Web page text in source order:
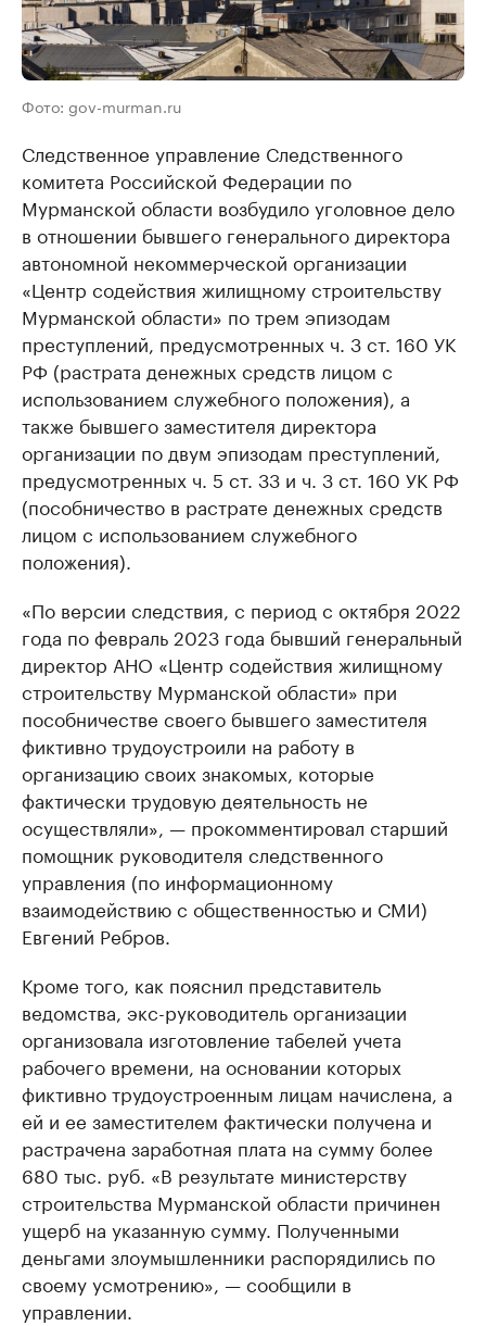
Фото: gov-murman.ru
Следственное управление Следственного
комитета Российской Федерации по
Мурманской области возбудило уголовное дело
в отношении бывшего генерального директора
автономной некоммерческой организации
«Центр содействия жилищному строительству
Мурманской области» по трем эпизодам
преступлений, предусмотренных ч. 3 ст. 160 УК
РФ (растрата денежных средств лицом с
использованием служебного положения), а
также бывшего заместителя директора
организации по двум эпизодам преступлений,
предусмотренных ч. 5 ст. 33 и ч. 3 ст. 160 УК РФ
(пособничество в растрате денежных средств
лицом с использованием служебного
положения).
«По версии следствия, с период с октября 2022
года по февраль 2023 года бывший генеральный
директор АНО «Центр содействия жилищному
строительству Мурманской области» при
пособничестве своего бывшего заместителя
фиктивно трудоустроили на работу в
организацию своих знакомых, которые
фактически трудовую деятельность не
осуществляли», — прокомментировал старший
помощник руководителя следственного
управления (по информационному
взаимодействию с общественностью и СМИ)
Евгений Ребров.
Кроме того, как пояснил представитель
ведомства, экс-руководитель организации
организовала изготовление табелей учета
рабочего времени, на основании которых
фиктивно трудоустроенным лицам начислена, а
ей и ее заместителем фактически получена и
растрачена заработная плата на сумму более
680 тыс. руб. «В результате министерству
строительства Мурманской области причинен
ущерб на указанную сумму. Полученными
деньгами злоумышленники распорядились по
своему усмотрению», — сообщили в
управлении.